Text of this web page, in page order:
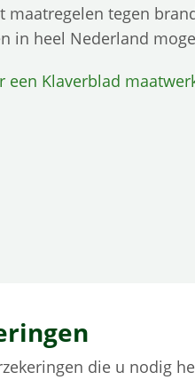
maatregelen tegen
in heel Nederland
een Klaverblad
die u nodig